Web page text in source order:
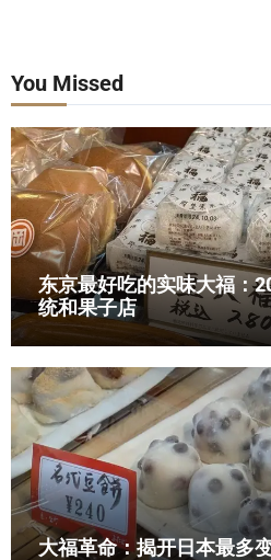
You Missed
东京最好吃的实味大福：
统和果子店
大福革命：揭开日本最多